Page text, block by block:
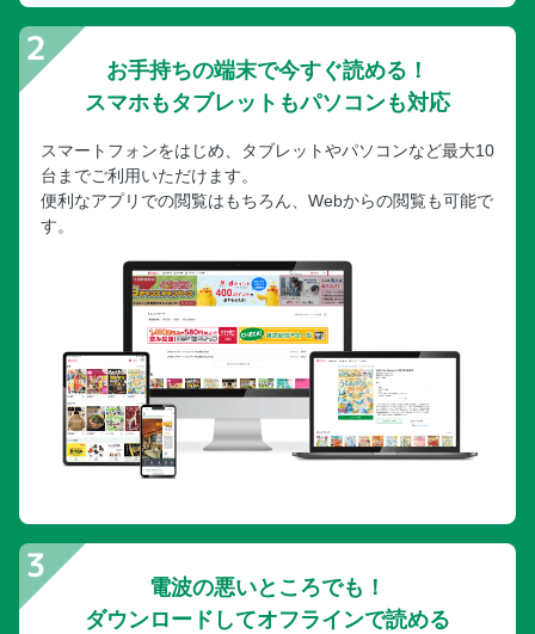
お手持ちの端末で今すぐ読める！
スマホもタブレットもパソコンも対応
スマートフォンをはじめ、タブレットやパソコンなど最大10
台までご利用いただけます。
便利なアプリでの閲覧はもちろん、Webからの閲覧も可能で
す。
電波の悪いところでも！
ダウンロードしてオフラインで読める